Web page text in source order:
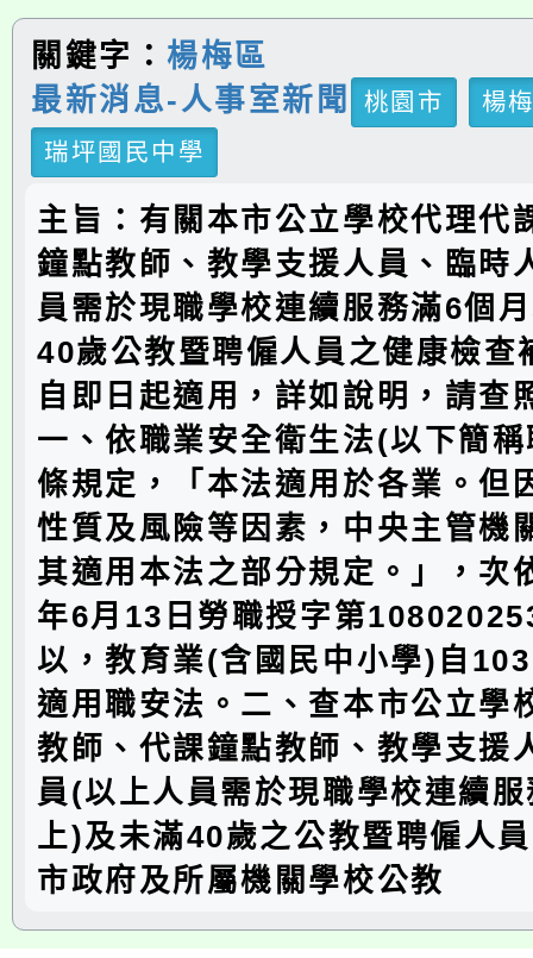
關鍵字： 楊梅區
最新消息-人事室新聞
桃園市
楊
瑞坪國民中學
主旨：有關本市公立學校代理代
鐘點教師、教學支援人員、臨時
員需於現職學校連續服務滿6個
40歲公教暨聘僱人員之健康檢查
自即日起適用，詳如說明，請查
一、依職業安全衛生法(以下簡
條規定，「本法適用於各業。但
性質及風險等因素，中央主管機
其適用本法之部分規定。」，次
年6月13日勞職授字第
以，教育業(含國民中小學)自
適用職安法。二、查本市公立學
教師、代課鐘點教師、教學支援
員(以上人員需於現職學校連續
上)及未滿40歲之公教暨聘僱人
市政府及所屬機關學校公教